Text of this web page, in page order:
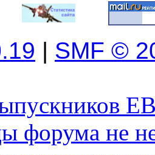
| SMF ©
форума не